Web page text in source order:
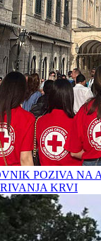
POZIVA NA
KRVI